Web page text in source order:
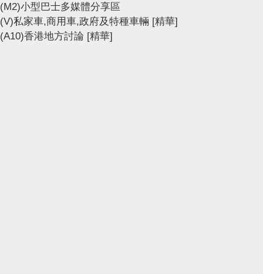
(M2)小型巴士多媒體分享區
(V)私家車,商用車,政府及特種車輛 [精華]
(A10)香港地方討論 [精華]